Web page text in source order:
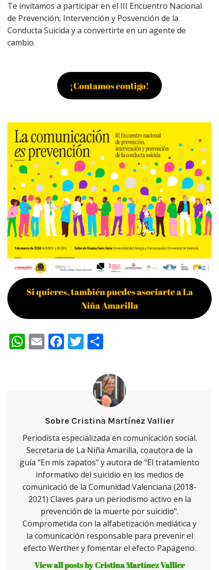
Te invitamos a participar en el III Encuentro Nacional
de Prevención, Intervención y Posvención de la
Conducta Suicida y a convertirte en un agente de
cambio.
¡Contamos contigo!
Si quieres, también puedes asociarte a La
Niña Amarilla
WhatsApp
EmailFacebook
Twitter
Sobre Cristina Martínez Vallier
Periodista especializada en comunicación social.
Secretaria de La Niña Amarilla, coautora de la
guía "En mis zapatos" y autora de "El tratamiento
informativo del suicidio en los medios de
comunicació de la Comunidad Valenciana (2018-
2021) Claves para un periodismo activo en la
prevención de la muerte por suicidio".
Comprometida con la alfabetización mediática y
la comunicación responsable para prevenir el
efecto Werther y fomentar el efecto Papageno.
View all posts by Cristina Martínez Vallier